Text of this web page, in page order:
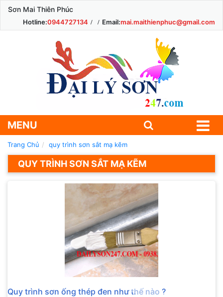
Sơn Mai Thiên Phúc
Hotline:0944727134 Email:mai.maithienphuc@gmail.com
MENU
Trang Chủ quy trình sơn sắt mạ kẽm
QUY TRÌNH SƠN SẮT MẠ KẼM
Quy trình sơn ống thép đen như thế nào ?